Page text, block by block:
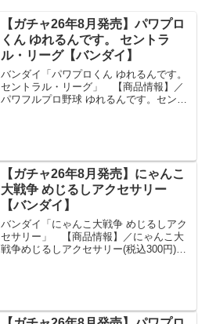
【ガチャ26年8月発売】パワプロ
くん ゆれるんです。 セントラ
ル・リーグ【バンダイ】
バンダイ「パワプロくん ゆれるんです。
セントラル・リーグ」 【商品情報】／
パワフルプロ野球 ゆれるんです。セント
【ガチャ26年8月発売】にゃんこ
大戦争 めじるしアクセサリー
【バンダイ】
バンダイ「にゃんこ大戦争 めじるしアク
セサリー」 【商品情報】／にゃんこ大
戦争めじるしアクセサリー(税込300円)＼